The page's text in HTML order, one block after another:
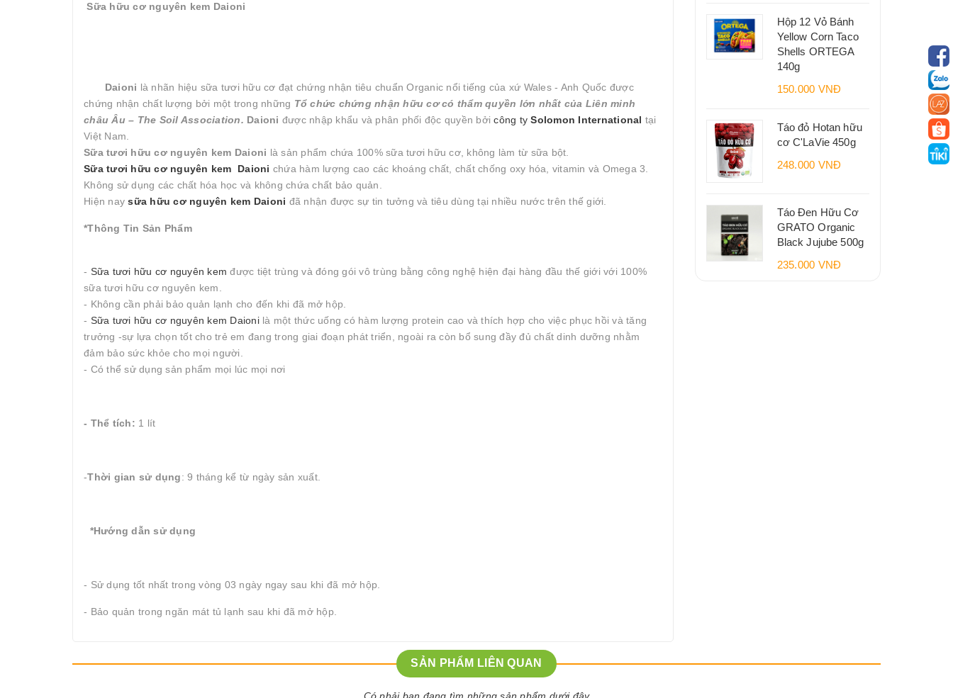
Sữa hữu cơ nguyên kem Daioni
Daioni là nhãn hiệu sữa tươi hữu cơ đạt chứng nhận tiêu chuẩn Organic nổi tiếng của xứ Wales - Anh Quốc được
chứng nhận chất lượng bởi một trong những Tổ chức chứng nhận hữu cơ có thẩm quyền lớn nhất của Liên minh
châu Âu – The Soil Association. Daioni được nhập khẩu và phân phối độc quyền bởicông tySolomon International tại
Việt Nam.
Sữa tươi hữu cơ nguyên kem Daioni là sản phẩm chứa 100% sữa tươi hữu cơ, không làm từ sữa bột.
Sữa tươi hữu cơ nguyên kem Daioni chứa hàm lượng cao các khoáng chất, chất chống oxy hóa, vitamin và Omega 3.
Không sử dụng các chất hóa học và không chứa chất bảo quản.
Hiện naysữa hữu cơ nguyên kem Daioni đã nhận được sự tin tưởng và tiêu dùng tại nhiều nước trên thế giới.
*Thông Tin Sản Phẩm
- Sữa tươi hữu cơ nguyên kem được tiệt trùng và đóng gói vô trùng bằng công nghệ hiện đại hàng đầu thế giới với 100%
sữa tươi hữu cơ nguyên kem.
- Không cần phải bảo quản lạnh cho đến khi đã mở hộp.
- Sữa tươi hữu cơ nguyên kem Daionilà một thức uống có hàm lượng protein cao và thích hợp cho việc phục hồi và tăng
trưởng -sự lựa chọn tốt cho trẻ em đang trong giai đoạn phát triển, ngoài ra còn bổ sung đầy đủ chất dinh dưỡng nhằm
đảm bảo sức khỏe cho mọi người.
- Có thể sử dụng sản phẩm mọi lúc mọi nơi
- Thể tích: 1 lít
-Thời gian sử dụng: 9 tháng kể từ ngày sản xuất.
*Hướng dẫn sử dụng
- Sử dụng tốt nhất trong vòng 03 ngày ngay sau khi đã mở hộp.
- Bảo quản trong ngăn mát tủ lạnh sau khi đã mở hộp.
Hộp 12 Vỏ Bánh
Yellow Corn Taco
Shells ORTEGA
140g
150.000 VNĐ
Táo đỏ Hotan hữu
cơ C'LaVie 450g
248.000 VNĐ
Táo Đen Hữu Cơ
GRATO Organic
Black Jujube 500g
235.000 VNĐ
SẢN PHẨM LIÊN QUAN
Có phải bạn đang tìm những sản phẩm dưới đây